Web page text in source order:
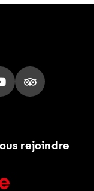
X sur LinkedIn
nous sur
Suivez nous
rejoindre